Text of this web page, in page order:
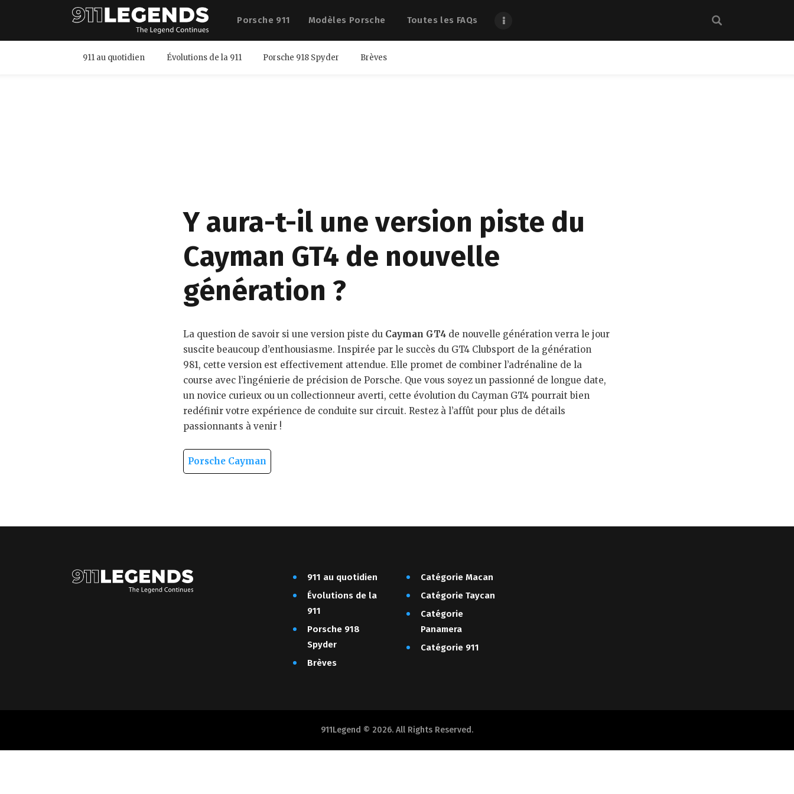
Porsche 911 Modèles Porsche Toutes les FAQs
911 au quotidien Évolutions de la 911 Porsche 918 Spyder Brèves
Y aura-t-il une version piste du
Cayman GT4 de nouvelle
génération ?
La question de savoir si une version piste du Cayman GT4 de nouvelle génération verra le jour
suscite beaucoup d’enthousiasme. Inspirée par le succès du GT4 Clubsport de la génération
981, cette version est effectivement attendue. Elle promet de combiner l’adrénaline de la
course avec l’ingénierie de précision de Porsche. Que vous soyez un passionné de longue date,
un novice curieux ou un collectionneur averti, cette évolution du Cayman GT4 pourrait bien
redéfinir votre expérience de conduite sur circuit. Restez à l’affût pour plus de détails
passionnants à venir !
Porsche Cayman
911 au quotidien
Évolutions de la
911
Porsche 918
Spyder
Brèves
Catégorie Macan
Catégorie Taycan
Catégorie
Panamera
Catégorie 911
911Legend © 2026. All Rights Reserved.